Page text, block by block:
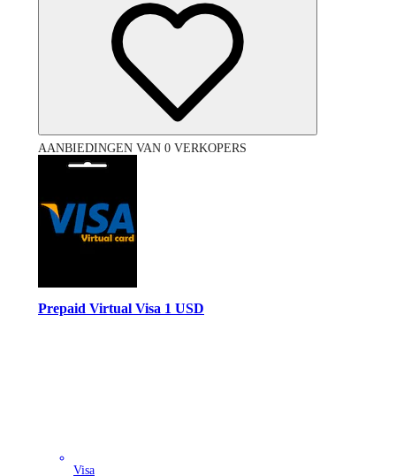
AANBIEDINGEN VAN 0 VERKOPERS
Prepaid Virtual Visa 1 USD
Visa